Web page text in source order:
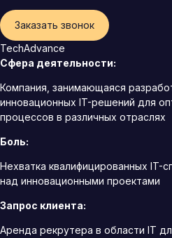
Заказать звонок
TechAdvance
Сфера деятельности:
Компания, занимающаяся
инновационных IT-решений для
процессов в различных отраслях
Боль:
Нехватка квалифицированных IT-
над инновационными проектами
Запрос клиента:
Аренда рекрутера в области IT